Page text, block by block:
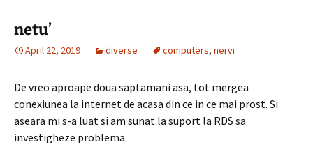
netu’
April 22, 2019 diverse computers, nervi
De vreo aproape doua saptamani asa, tot mergea
conexiunea la internet de acasa din ce in ce mai prost. Si
aseara mi s-a luat si am sunat la suport la RDS sa
investigheze problema.